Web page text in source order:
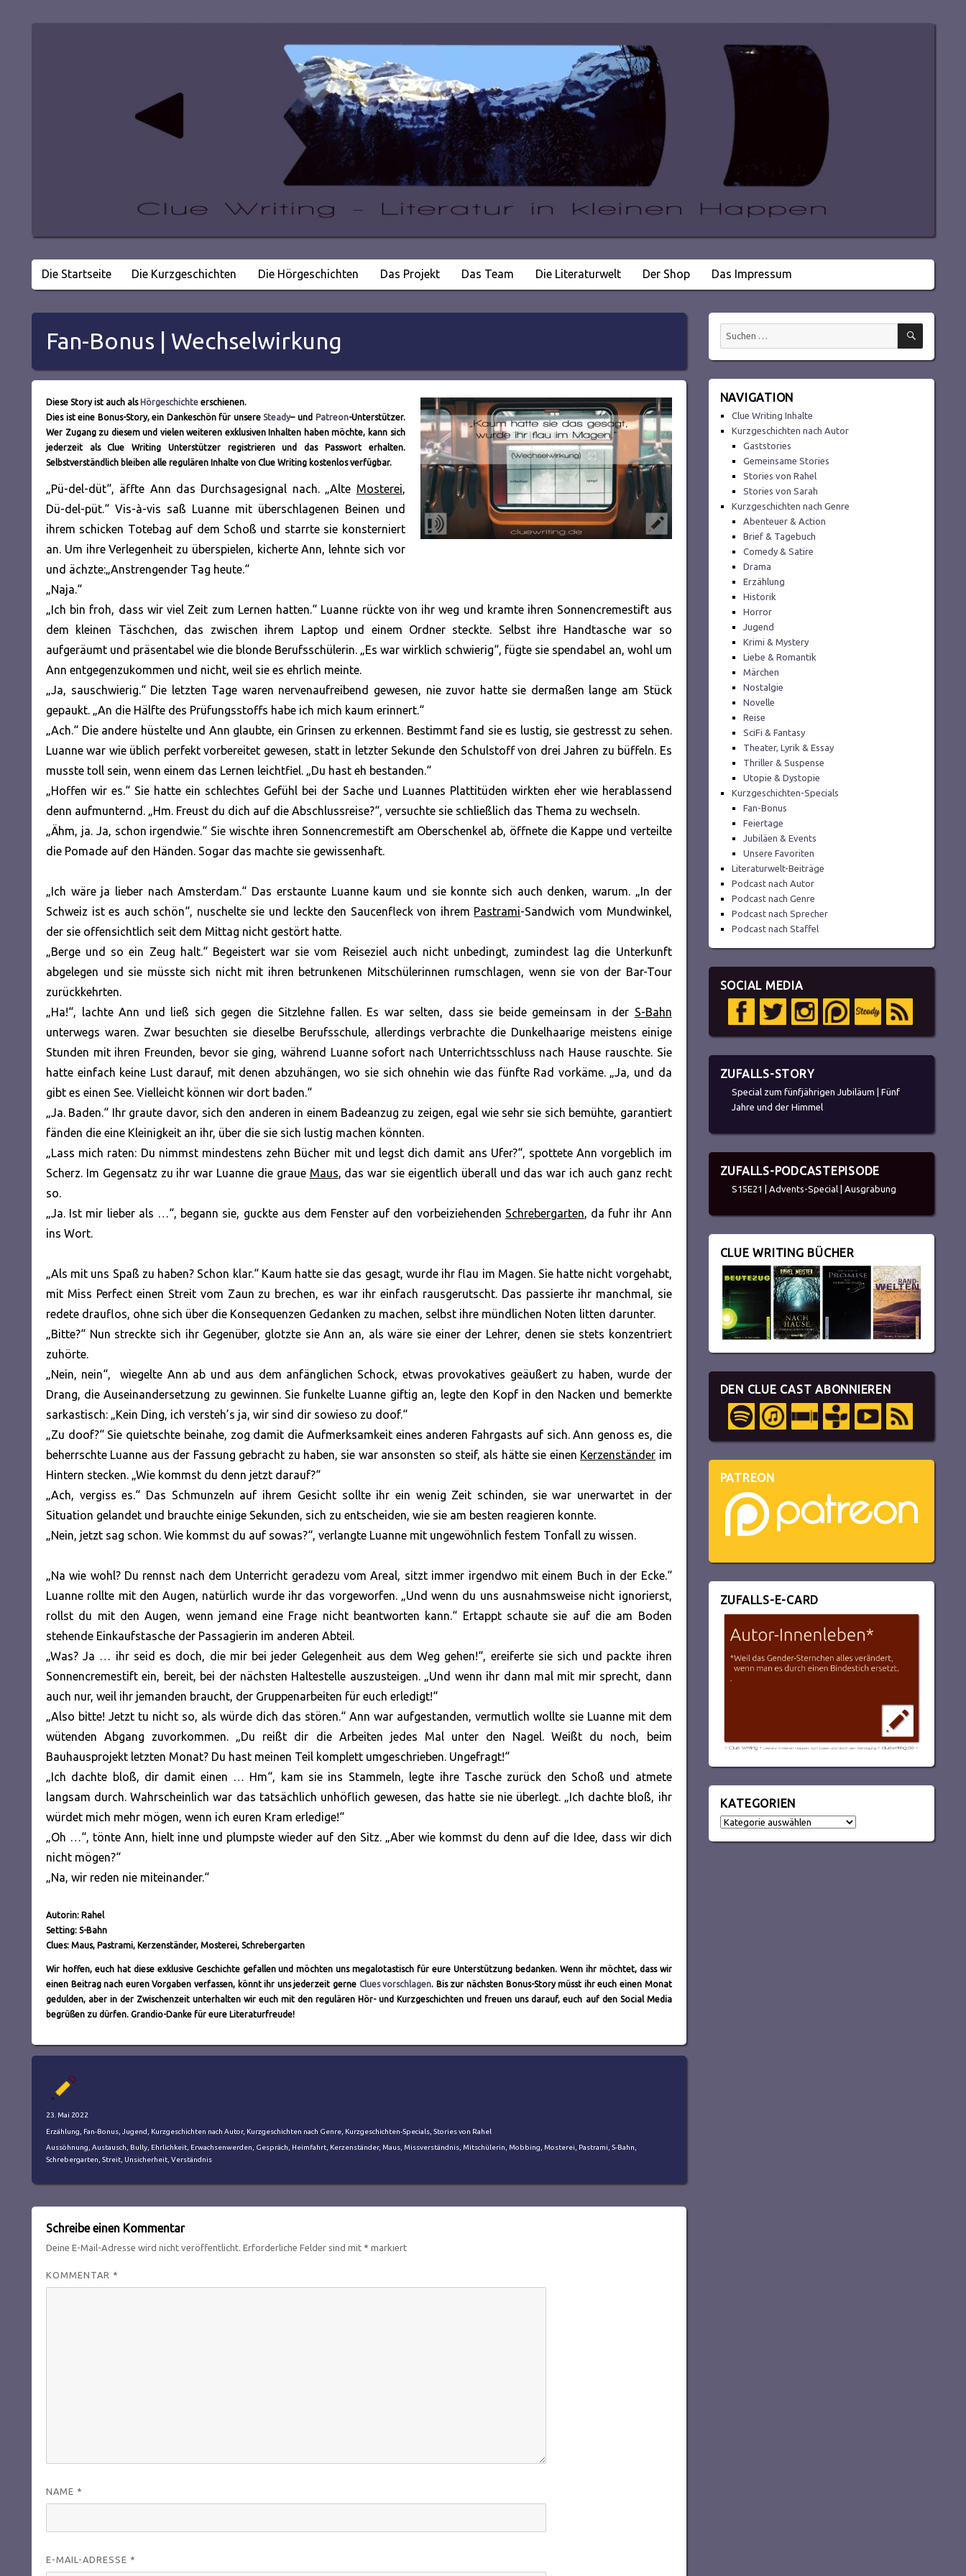
Clue Writing
Die Startseite Die Kurzgeschichten Die Hörgeschichten Das Projekt Das Team Die Literaturwelt Der Shop Das Impressum
Fan-Bonus | Wechselwirkung
Diese Story ist auch als Hörgeschichte erschienen.
Dies ist eine Bonus-Story, ein Dankeschön für unsereSteady– und Patreon-Unterstützer.
Wer Zugang zu diesem und vielen weiteren exklusiven Inhalten haben möchte, kann sich
jederzeit als Clue Writing Unterstützer registrieren und das Passwort erhalten.
Selbstverständlich bleiben alle regulären Inhalte von Clue Writing kostenlos verfügbar.
„Pü-del-düt“, äffte Ann das Durchsagesignal nach. „Alte Mosterei,
Dü-del-püt.“ Vis-à-vis saß Luanne mit überschlagenen Beinen und
ihrem schicken Totebag auf dem Schoß und starrte sie konsterniert
an. Um ihre Verlegenheit zu überspielen, kicherte Ann, lehnte sich vor
und ächzte:„Anstrengender Tag heute.“
„Naja.“
„Ich bin froh, dass wir viel Zeit zum Lernen hatten.“ Luanne rückte von ihr weg und kramte ihren Sonnencremestift aus
dem kleinen Täschchen, das zwischen ihrem Laptop und einem Ordner steckte. Selbst ihre Handtasche war so
aufgeräumt und präsentabel wie die blonde Berufsschülerin. „Es war wirklich schwierig“, fügte sie spendabel an, wohl um
Ann entgegenzukommen und nicht, weil sie es ehrlich meinte.
„Ja, sauschwierig.“ Die letzten Tage waren nervenaufreibend gewesen, nie zuvor hatte sie dermaßen lange am Stück
gepaukt. „An die Hälfte des Prüfungsstoffs habe ich mich kaum erinnert.“
„Ach.“ Die andere hüstelte und Ann glaubte, ein Grinsen zu erkennen. Bestimmt fand sie es lustig, sie gestresst zu sehen.
Luanne war wie üblich perfekt vorbereitet gewesen, statt in letzter Sekunde den Schulstoff von drei Jahren zu büffeln. Es
musste toll sein, wenn einem das Lernen leichtfiel. „Du hast eh bestanden.“
„Hoffen wir es.“ Sie hatte ein schlechtes Gefühl bei der Sache und Luannes Plattitüden wirkten eher wie herablassend
denn aufmunternd. „Hm. Freust du dich auf die Abschlussreise?“, versuchte sie schließlich das Thema zu wechseln.
„Ähm, ja. Ja, schon irgendwie.“ Sie wischte ihren Sonnencremestift am Oberschenkel ab, öffnete die Kappe und verteilte
die Pomade auf den Händen. Sogar das machte sie gewissenhaft.
„Ich wäre ja lieber nach Amsterdam.“ Das erstaunte Luanne kaum und sie konnte sich auch denken, warum. „In der
Schweiz ist es auch schön“, nuschelte sie und leckte den Saucenfleck von ihrem Pastrami-Sandwich vom Mundwinkel,
der sie offensichtlich seit dem Mittag nicht gestört hatte.
„Berge und so ein Zeug halt.“ Begeistert war sie vom Reiseziel auch nicht unbedingt, zumindest lag die Unterkunft
abgelegen und sie müsste sich nicht mit ihren betrunkenen Mitschülerinnen rumschlagen, wenn sie von der Bar-Tour
zurückkehrten.
„Ha!“, lachte Ann und ließ sich gegen die Sitzlehne fallen. Es war selten, dass sie beide gemeinsam in der S-Bahn
unterwegs waren. Zwar besuchten sie dieselbe Berufsschule, allerdings verbrachte die Dunkelhaarige meistens einige
Stunden mit ihren Freunden, bevor sie ging, während Luanne sofort nach Unterrichtsschluss nach Hause rauschte. Sie
hatte einfach keine Lust darauf, mit denen abzuhängen, wo sie sich ohnehin wie das fünfte Rad vorkäme. „Ja, und da
gibt es einen See. Vielleicht können wir dort baden.“
„Ja. Baden.“ Ihr graute davor, sich den anderen in einem Badeanzug zu zeigen, egal wie sehr sie sich bemühte, garantiert
fänden die eine Kleinigkeit an ihr, über die sie sich lustig machen könnten.
„Lass mich raten: Du nimmst mindestens zehn Bücher mit und legst dich damit ans Ufer?“, spottete Ann vorgeblich im
Scherz. Im Gegensatz zu ihr war Luanne die graue Maus, das war sie eigentlich überall und das war ich auch ganz recht
so.
„Ja. Ist mir lieber als …“, begann sie, guckte aus dem Fenster auf den vorbeiziehenden Schrebergarten, da fuhr ihr Ann
ins Wort.
„Als mit uns Spaß zu haben? Schon klar.“ Kaum hatte sie das gesagt, wurde ihr flau im Magen. Sie hatte nicht vorgehabt,
mit Miss Perfect einen Streit vom Zaun zu brechen, es war ihr einfach rausgerutscht. Das passierte ihr manchmal, sie
redete drauflos, ohne sich über die Konsequenzen Gedanken zu machen, selbst ihre mündlichen Noten litten darunter.
„Bitte?“ Nun streckte sich ihr Gegenüber, glotzte sie Ann an, als wäre sie einer der Lehrer, denen sie stets konzentriert
zuhörte.
„Nein, nein“, wiegelte Ann ab und aus dem anfänglichen Schock, etwas provokatives geäußert zu haben, wurde der
Drang, die Auseinandersetzung zu gewinnen. Sie funkelte Luanne giftig an, legte den Kopf in den Nacken und bemerkte
sarkastisch: „Kein Ding, ich versteh’s ja, wir sind dir sowieso zu doof.“
„Zu doof?“ Sie quietschte beinahe, zog damit die Aufmerksamkeit eines anderen Fahrgasts auf sich. Ann genoss es, die
beherrschte Luanne aus der Fassung gebracht zu haben, sie war ansonsten so steif, als hätte sie einen Kerzenständer im
Hintern stecken. „Wie kommst du denn jetzt darauf?“
„Ach, vergiss es.“ Das Schmunzeln auf ihrem Gesicht sollte ihr ein wenig Zeit schinden, sie war unerwartet in der
Situation gelandet und brauchte einige Sekunden, sich zu entscheiden, wie sie am besten reagieren konnte.
„Nein, jetzt sag schon. Wie kommst du auf sowas?“, verlangte Luanne mit ungewöhnlich festem Tonfall zu wissen.
„Na wie wohl? Du rennst nach dem Unterricht geradezu vom Areal, sitzt immer irgendwo mit einem Buch in der Ecke.“
Luanne rollte mit den Augen, natürlich wurde ihr das vorgeworfen. „Und wenn du uns ausnahmsweise nicht ignorierst,
rollst du mit den Augen, wenn jemand eine Frage nicht beantworten kann.“ Ertappt schaute sie auf die am Boden
stehende Einkaufstasche der Passagierin im anderen Abteil.
„Was? Ja … ihr seid es doch, die mir bei jeder Gelegenheit aus dem Weg gehen!“, ereiferte sie sich und packte ihren
Sonnencremestift ein, bereit, bei der nächsten Haltestelle auszusteigen. „Und wenn ihr dann mal mit mir sprecht, dann
auch nur, weil ihr jemanden braucht, der Gruppenarbeiten für euch erledigt!“
„Also bitte! Jetzt tu nicht so, als würde dich das stören.“ Ann war aufgestanden, vermutlich wollte sie Luanne mit dem
wütenden Abgang zuvorkommen. „Du reißt dir die Arbeiten jedes Mal unter den Nagel. Weißt du noch, beim
Bauhausprojekt letzten Monat? Du hast meinen Teil komplett umgeschrieben. Ungefragt!“
„Ich dachte bloß, dir damit einen … Hm“, kam sie ins Stammeln, legte ihre Tasche zurück den Schoß und atmete
langsam durch. Wahrscheinlich war das tatsächlich unhöflich gewesen, das hatte sie nie überlegt. „Ich dachte bloß, ihr
würdet mich mehr mögen, wenn ich euren Kram erledige!“
„Oh …“, tönte Ann, hielt inne und plumpste wieder auf den Sitz. „Aber wie kommst du denn auf die Idee, dass wir dich
nicht mögen?“
„Na, wir reden nie miteinander.“
Autorin: Rahel
Setting: S-Bahn
Clues: Maus, Pastrami, Kerzenständer, Mosterei, Schrebergarten
Wir hoffen, euch hat diese exklusive Geschichte gefallen und möchten uns megalotastisch für eure Unterstützung bedanken. Wenn ihr möchtet, dass wir
einen Beitrag nach euren Vorgaben verfassen, könnt ihr uns jederzeit gerne Clues vorschlagen. Bis zur nächsten Bonus-Story müsst ihr euch einen Monat
gedulden, aber in der Zwischenzeit unterhalten wir euch mit den regulären Hör- und Kurzgeschichten und freuen uns darauf, euch auf den Social Media
begrüßen zu dürfen. Grandio-Danke für eure Literaturfreude!
Veröffentlicht
23. Mai 2022
Kategorien
Erzählung Fan-Bonus Jugend Kurzgeschichten nach Autor, Kurzgeschichten nach Genre Kurzgeschichten-Specials Stories von Rahel
Schlagwörter
Aussöhnung Austausch Bully Ehrlichkeit Erwachsenwerden Gespräch Heimfahrt Kerzenständer, Maus Missverständnis Mitschülerin Mobbing Mosterei Pastrami S-Bahn
Schrebergarten Streit Unsicherheit Verständnis
Schreibe einen Kommentar
Deine E-Mail-Adresse wird nicht veröffentlicht. Erforderliche Felder sind mit * markiert
KOMMENTAR *
NAME *
E-MAIL-ADRESSE *
Suchen
SUCHEN
NAVIGATION
Clue Writing Inhalte
Kurzgeschichten nach Autor
Gaststories
Gemeinsame Stories
Stories von Rahel
Stories von Sarah
Kurzgeschichten nach Genre
Abenteuer & Action
Brief & Tagebuch
Comedy & Satire
Drama
Erzählung
Historik
Horror
Jugend
Krimi & Mystery
Liebe & Romantik
Märchen
Nostalgie
Novelle
Reise
SciFi & Fantasy
Theater, Lyrik & Essay
Thriller & Suspense
Utopie & Dystopie
Kurzgeschichten-Specials
Fan-Bonus
Feiertage
Jubiläen & Events
Unsere Favoriten
Literaturwelt-Beiträge
Podcast nach Autor
Podcast nach Genre
Podcast nach Sprecher
Podcast nach Staffel
SOCIAL MEDIA
ZUFALLS-STORY
Special zum fünfjährigen Jubiläum | Fünf
Jahre und der Himmel
ZUFALLS-PODCASTEPISODE
S15E21 | Advents-Special | Ausgrabung
CLUE WRITING BÜCHER
DEN CLUE CAST ABONNIEREN
PATREON
ZUFALLS-E-CARD
KATEGORIEN
Kategorien